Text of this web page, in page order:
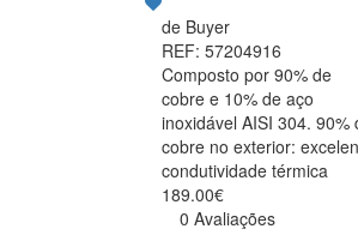
de Buyer
REF: 57204916
Composto por 90% de
cobre e 10% de aço
inoxidável AISI 304. 90%
cobre no exterior:
condutividade térmica
189.00€
0 Avaliações